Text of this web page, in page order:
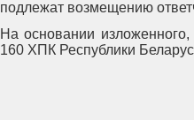
подлежат возмещению
На основании
160 ХПК Республики